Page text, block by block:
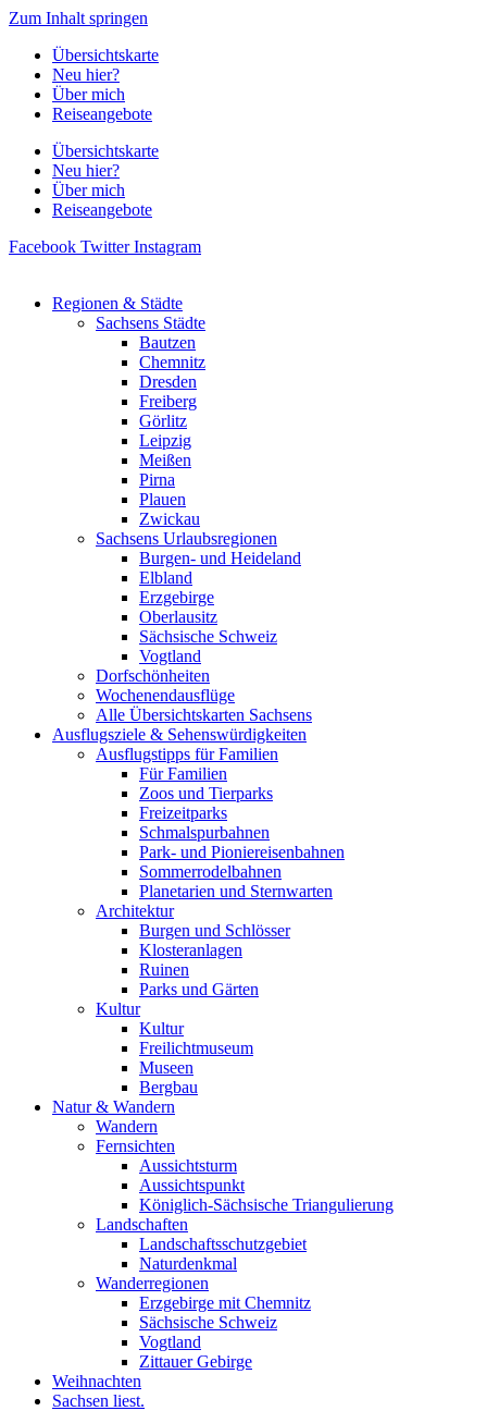
Zum Inhalt springen
Übersichtskarte
Neu hier?
Über mich
Reiseangebote
Übersichtskarte
Neu hier?
Über mich
Reiseangebote
Facebook Twitter Instagram
Regionen & Städte
Sachsens Städte
Bautzen
Chemnitz
Dresden
Freiberg
Görlitz
Leipzig
Meißen
Pirna
Plauen
Zwickau
Sachsens Urlaubsregionen
Burgen- und Heideland
Elbland
Erzgebirge
Oberlausitz
Sächsische Schweiz
Vogtland
Dorfschönheiten
Wochenendausflüge
Alle Übersichtskarten Sachsens
Ausflugsziele & Sehenswürdigkeiten
Ausflugstipps für Familien
Für Familien
Zoos und Tierparks
Freizeitparks
Schmalspurbahnen
Park- und Pioniereisenbahnen
Sommerrodelbahnen
Planetarien und Sternwarten
Architektur
Burgen und Schlösser
Klosteranlagen
Ruinen
Parks und Gärten
Kultur
Kultur
Freilichtmuseum
Museen
Bergbau
Natur & Wandern
Wandern
Fernsichten
Aussichtsturm
Aussichtspunkt
Königlich-Sächsische Triangulierung
Landschaften
Landschaftsschutzgebiet
Naturdenkmal
Wanderregionen
Erzgebirge mit Chemnitz
Sächsische Schweiz
Vogtland
Zittauer Gebirge
Weihnachten
Sachsen liest.